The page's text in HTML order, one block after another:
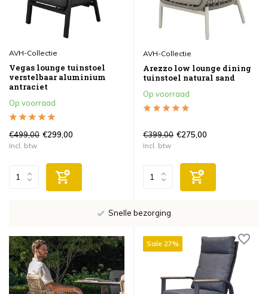
AVH-Collectie
Vegas lounge tuinstoel
verstelbaar aluminium
antraciet
Op voorraad
€499,00 €299,00
Incl. btw
AVH-Collectie
Arezzo low lounge dining
tuinstoel natural sand
Op voorraad
€399,00 €275,00
Incl. btw
4 Megastores in NL
Sale 27%